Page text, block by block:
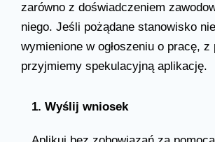
zarówno z doświadczeniem
niego. Jeśli pożądane stanowisko
wymienione w ogłoszeniu o pracę,
przyjmiemy spekulacyjną aplikację.
1. Wyślij wniosek